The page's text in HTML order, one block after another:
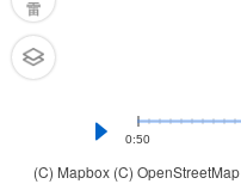
(C) Mapbox (C) OpenStreetMap
雷
0:50